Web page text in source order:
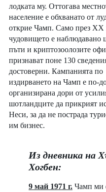
лодката му. Оттогава
население е обхванато от
открие Чамп. Само през ХХ
чудовището е наблюдавано
пъти и криптозоолозите
признават поне 130
достоверни. Кампанията по
издирването на Чамп е по-
организирана дори от
шотландците да прикрият
Неси, за да не пострада
им бизнес.
Из дневника на
Хогбен:
9 май 1971 г. Чамп ми